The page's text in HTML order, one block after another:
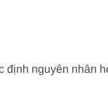
định nguyên nhân